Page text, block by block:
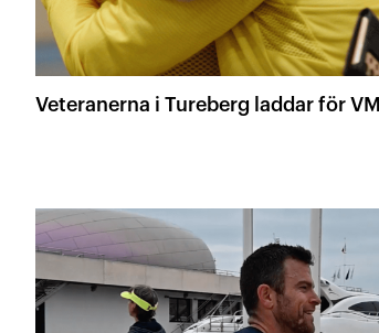
Veteranerna i Tureberg laddar för VM